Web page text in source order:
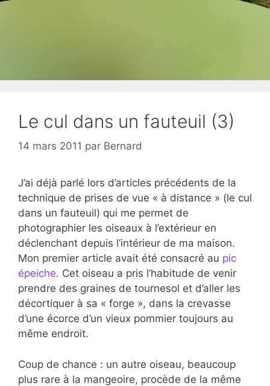
Le cul dans un fauteuil (3)
14 mars 2011 par Bernard
J’ai déjà parlé lors d’articles précédents de la
technique de prises de vue « à distance » (le cul
dans un fauteuil) qui me permet de
photographier les oiseaux à l’extérieur en
déclenchant depuis l’intérieur de ma maison.
Mon premier article avait été consacré au pic
épeiche. Cet oiseau a pris l’habitude de venir
prendre des graines de tournesol et d’aller les
décortiquer à sa « forge », dans la crevasse
d’une écorce d’un vieux pommier toujours au
même endroit.
Coup de chance : un autre oiseau, beaucoup
plus rare à la mangeoire, procède de la même